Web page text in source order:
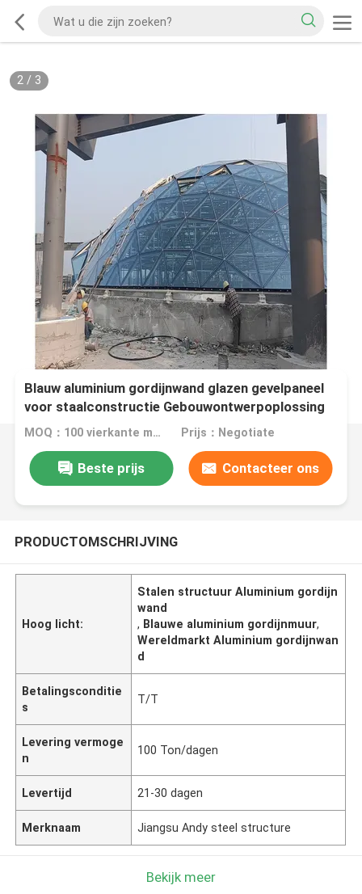
2/ 3
Blauw aluminium gordijnwand glazen gevelpaneel
voor staalconstructie Gebouwontwerpoplossing
op de wereldmarkt
MOQ：100 vierkante meter Prijs：Negotiate
Beste prijs Contacteer ons
PRODUCTOMSCHRIJVING
Hoog licht:
Stalen structuur Aluminium gordijn
wand
, Blauwe aluminium gordijnmuur,
Wereldmarkt Aluminium gordijnwan
d
Betalingsconditie
s
T/T
Levering vermoge
n
100 Ton/dagen
Levertijd 21-30 dagen
Merknaam Jiangsu Andy steel structure
Bekijk meer